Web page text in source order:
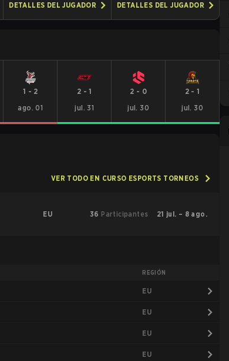
DETALLES DEL JUGADOR DETALLES DEL JUGADOR
1 - 2
ago. 01
2 -1
jul. 31
2 - 0
jul. 30
2 -1
jul. 30
VER TODO EN CURSO ESPORTS TORNEOS
EU 36 Participantes 21 jul. – 8 ago.
REGIÓN
EU
EU
EU
EU